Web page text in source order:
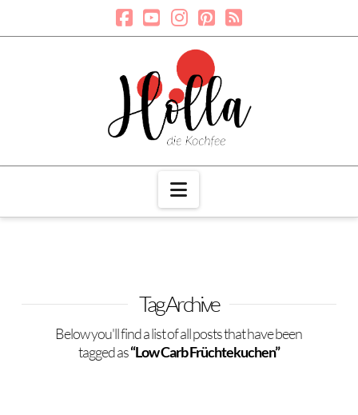
Navigation
Tag Archive
Below you'll find a list of all posts that have been
tagged as“Low Carb Früchtekuchen”